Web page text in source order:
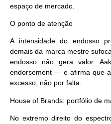
espaço de mercado.
O ponto de atenção
A intensidade do endosso
demais da marca mestre
endosso não gera valor.
endorsement — e afirma que
excesso, não por falta.
House of Brands: portfólio de
No extremo direito do